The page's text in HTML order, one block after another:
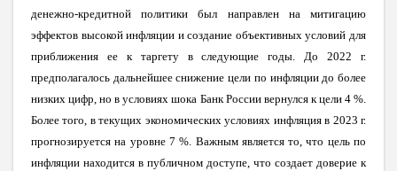
денежно-кредитной политики был направлен на митигацию
эффектов высокой инфляции и создание объективных условий для
приближения ее к таргету в следующие годы. До 2022 г.
предполагалось дальнейшее снижение цели по инфляции до более
низких цифр, но в условиях шока Банк России вернулся к цели 4 %.
Более того, в текущих экономических условиях инфляция в 2023 г.
прогнозируется на уровне 7 %. Важным является то, что цель по
инфляции находится в публичном доступе, что создает доверие к